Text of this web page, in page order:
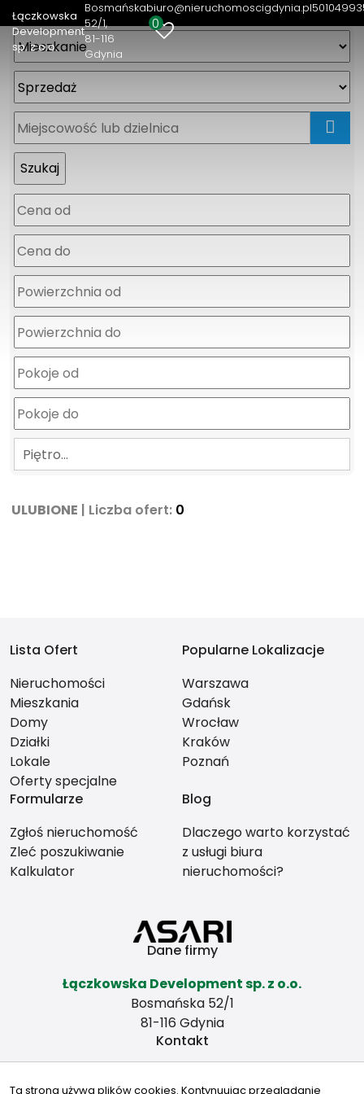
Łączkowska
Development
sp. z o.o.
Bosmańska
52/1
81-116
Gdynia
biuro@nieruchomoscigdynia.pl
0
Piętro…
ULUBIONE | Liczba ofert: 0
Lista Ofert
Nieruchomości
Mieszkania
Domy
Działki
Lokale
Oferty specjalne
Popularne Lokalizacje
Warszawa
Gdańsk
Wrocław
Kraków
Poznań
Formularze
Zgłoś nieruchomość
Zleć poszukiwanie
Kalkulator
Blog
Dlaczego warto korzystać
z usługi biura
nieruchomości?
Dane firmy
Łączkowska Development sp. z o.o.
Bosmańska 52/1
81-116 Gdynia
Kontakt
Ta strona używa plików cookies. Kontynuując przeglądanie